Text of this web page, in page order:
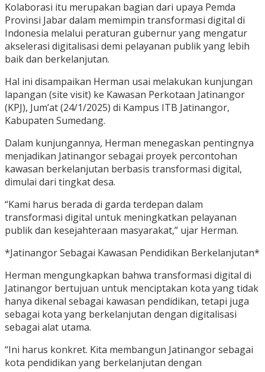
Kolaborasi itu merupakan bagian dari upaya Pemda
Provinsi Jabar dalam memimpin transformasi digital di
Indonesia melalui peraturan gubernur yang mengatur
akselerasi digitalisasi demi pelayanan publik yang lebih
baik dan berkelanjutan.
Hal ini disampaikan Herman usai melakukan kunjungan
lapangan (site visit) ke Kawasan Perkotaan Jatinangor
(KPJ), Jum’at (24/1/2025) di Kampus ITB Jatinangor,
Kabupaten Sumedang.
Dalam kunjungannya, Herman menegaskan pentingnya
menjadikan Jatinangor sebagai proyek percontohan
kawasan berkelanjutan berbasis transformasi digital,
dimulai dari tingkat desa.
“Kami harus berada di garda terdepan dalam
transformasi digital untuk meningkatkan pelayanan
publik dan kesejahteraan masyarakat,” ujar Herman.
*Jatinangor Sebagai Kawasan Pendidikan Berkelanjutan*
Herman mengungkapkan bahwa transformasi digital di
Jatinangor bertujuan untuk menciptakan kota yang tidak
hanya dikenal sebagai kawasan pendidikan, tetapi juga
sebagai kota yang berkelanjutan dengan digitalisasi
sebagai alat utama.
“Ini harus konkret. Kita membangun Jatinangor sebagai
kota pendidikan yang berkelanjutan dengan